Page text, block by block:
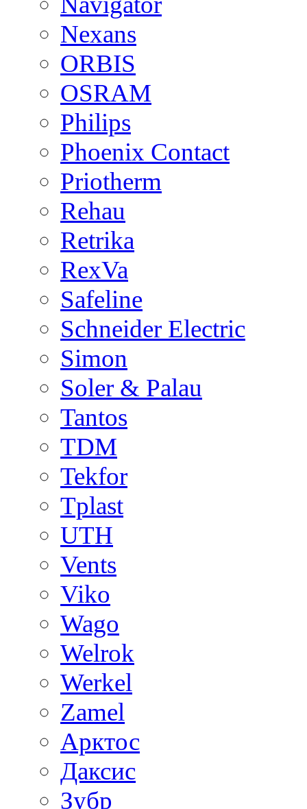
Nexans
ORBIS
OSRAM
Philips
Phoenix Contact
Priotherm
Rehau
Retrika
RexVa
Safeline
Schneider Electric
Simon
Soler & Palau
Tantos
TDM
Tekfor
Tplast
UTH
Vents
Viko
Wago
Welrok
Werkel
Zamel
Арктос
Даксис
Зубр